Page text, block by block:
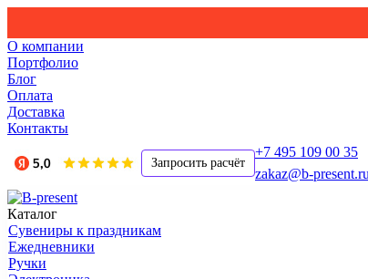
О компании
Портфолио
Блог
Оплата
Доставка
Контакты
Запросить расчёт
+7 495 109 00 35
zakaz@b-present.ru
Каталог
Сувениры к праздникам
Ежедневники
Ручки